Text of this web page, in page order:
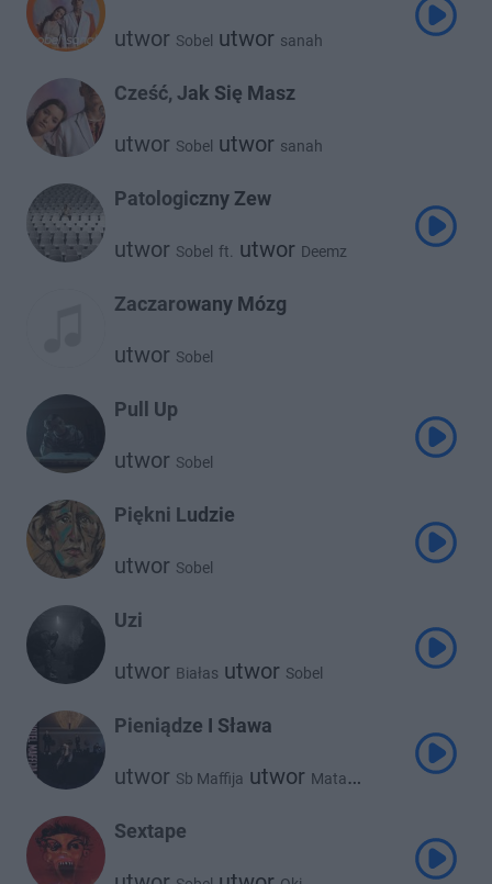
utwor Sobel utwor sanah
Cześć, Jak Się Masz
utwor Sobel utwor sanah
Patologiczny Zew
utwor Sobel ft. utwor Deemz
Zaczarowany Mózg
utwor Sobel
Pull Up
utwor Sobel
Piękni Ludzie
utwor Sobel
Uzi
utwor Białas utwor Sobel
Pieniądze I Sława
utwor Sb Maffija utwor Mata
utwor
Sextape